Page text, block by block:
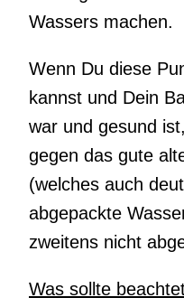
Wassers machen.
Wenn Du diese
kannst und Dein
war und gesund
gegen das gute
(welches auch
abgepackte
zweitens nicht
Was sollte